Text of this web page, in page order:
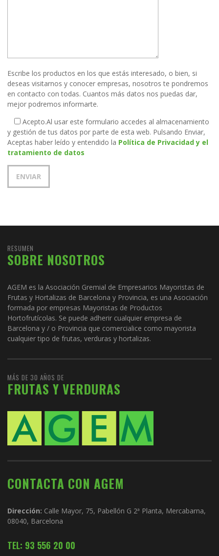
Escribe los productos en los que estás interesado, o bien, si
deseas visitarnos y conocer empresas, nosotros te pondremos
en contacto con todas. Cuantos más datos nos puedas dar,
mejor podremos informarte.
Acepto.Al usar este formulario accedes al almacenamiento
y gestión de tus datos por parte de esta web. Pulsando Enviar,
Aceptas haber leído y entendido la Política de Privacidad y el
tratamiento de datos
RESUMEN
SOBRE NOSOTROS
AGEM es la Asociación Gremial de Empresarios Mayoristas de
Frutas y Hortalizas de Barcelona y Provincia, es una Asociación
formada por empresas Mayoristas de Productos
Hortofrutícolas. Se puede adherir cualquier empresa de
Barcelona y / o Provincia que comercialice como mayorista
cualquier tipo de frutas, verduras y hortalizas.
MÁS DE 30 AÑOS DE
FRUTAS Y VERDURAS
CONTACTA CON AGEM
Dirección: Calle Mayor, 75, Pabellón G 2ª Planta, Mercabarna,
08040, Barcelona
TEL: 93 556 20 00